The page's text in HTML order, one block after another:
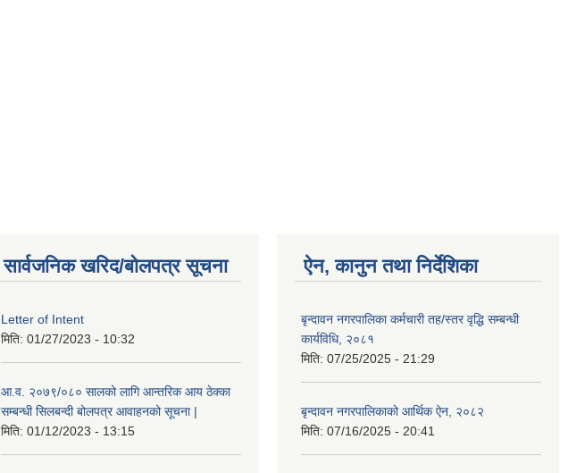
सार्वजनिक खरिद/बोलपत्र सूचना
Letter of Intent
मिति: 01/27/2023 - 10:32
आ.व. २०७९/०८० सालको लागि आन्तरिक आय ठेक्का
सम्बन्धी सिलबन्दी बोलपत्र आवाहनको सूचना |
मिति: 01/12/2023 - 13:15
ऐन, कानुन तथा निर्देशिका
बृन्दावन नगरपालिका कर्मचारी तह/स्तर वृद्धि सम्बन्धी
कार्यविधि, २०८१
मिति: 07/25/2025 - 21:29
बृन्दावन नगरपालिकाको आर्थिक ऐन, २०८२
मिति: 07/16/2025 - 20:41